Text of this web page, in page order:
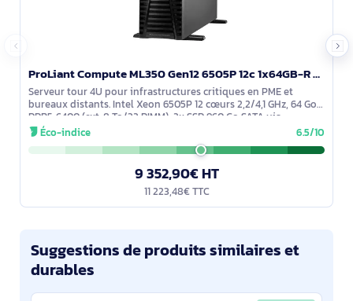
ProLiant Compute ML350 Gen12 6505P 12c 1x64GB-R 8SFF MR408i-o 2x960GB SSD 2x1000W PS EU Server - P87787-425
Serveur tour 4U pour infrastructures critiques en PME et
bureaux distants. Intel Xeon 6505P 12 cœurs 2,2/4,1 GHz, 64 Go
DDR5‑6400 (ext. 8 To/32 DIMM), 2x SSD 960 Go SATA via
contrôleur RAID MR408i‑o,
Éco-indice 6.5/10
9 352,90€ HT
11 223,48€ TTC
Suggestions de produits similaires et
durables